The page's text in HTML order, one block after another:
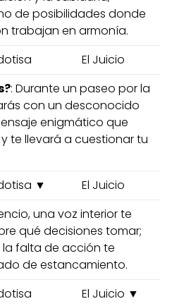
de posibilidades donde
trabajan en armonía.
El Juicio
: Durante un paseo por la
con un desconocido
enigmático que
te llevará a cuestionar tu
▼
El Juicio
una voz interior te
qué decisiones tomar;
falta de acción te
de estancamiento.
El Juicio ▼